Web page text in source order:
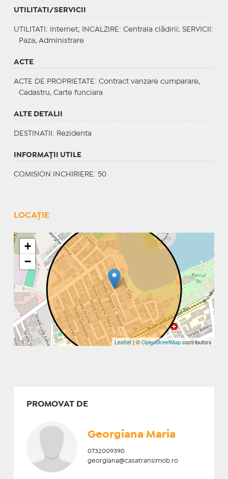
UTILITATI/SERVICII
UTILITATI : Internet; INCALZIRE : Centrala clădirii; SERVICII :
Paza, Administrare
ACTE
ACTE DE PROPRIETATE : Contract vanzare cumparare,
Cadastru, Carte funciara
ALTE DETALII
DESTINATII : Rezidenta
INFORMAŢII UTILE
COMISION INCHIRIERE: 50
LOCAȚIE
+
−
Leaflet| ©OpenStreetMapcontributors
PROMOVAT DE
Georgiana Maria
0732009390
georgiana@casatransimob.ro